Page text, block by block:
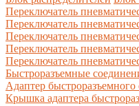
Переключатель
Переключатель
Переключатель
Переключатель
Переключатель
Быстроразъемные
Адаптер
Крышка адаптера